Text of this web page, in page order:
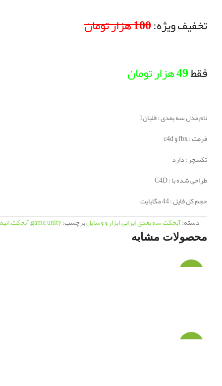
تخفیف ویژه:100 هزار تومان
فقط49 هزار تومان
نام مدل سه بعدی : قلیان1
فرمت : fbx و c4d
تکسچر : دارد
طراحی شده با : C4D
حجم کل فایل : 44 مگابایت
دسته:آبجکت سه بعدی ایرانی,ابزار و وسایلبرچسب: game,unity
,آبجکت,
محصولات مشابه